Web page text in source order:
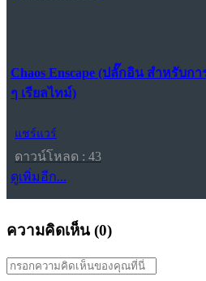
Chaos Enscape (ปลั๊กอิน สำหรับก
ๆ เรียลไทม์)
แชร์แวร์
ดาวน์โหลด : 43
ดูเพิ่มอีก...
ความคิดเห็น (0)